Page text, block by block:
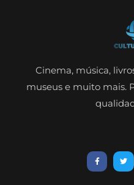
Cinema, música,
museus e muito mais.